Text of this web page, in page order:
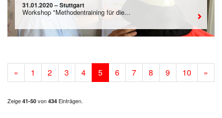
31.01.2020 – Stuttgart
Workshop "Methodentraining für die...
« 1 2 3 4 5 6 7 8 9 10 »
Zeige 41-50 von 434 Einträgen.